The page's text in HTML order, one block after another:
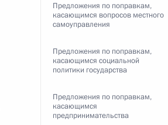
2
Предложения по поправкам,
касающимся вопросов местного
самоуправления
Предложения по поправкам,
касающимся социальной
политики государства
Предложения по поправкам,
касающимся
предпринимательства